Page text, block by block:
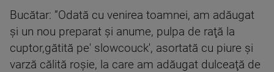
Bucătar: ”Odată cu venirea toamnei, am adăugat
şi un nou preparat şi anume, pulpa de raţă la
cuptor,gătită pe' slowcouck', asortată cu piure şi
varză călită roşie, la care am adăugat dulceaţă de